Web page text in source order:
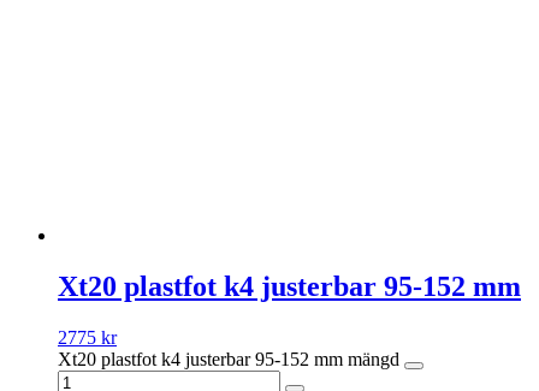
Xt20 plastfot k4 justerbar 95-152 mm
2775 kr
Xt20 plastfot k4 justerbar 95-152 mm mängd